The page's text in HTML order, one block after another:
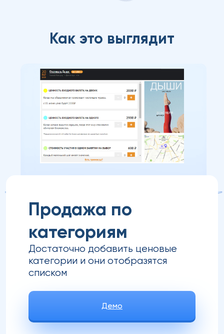
Как это выглядит
Продажа по
категориям
Достаточно добавить ценовые
категории и они отобразятся
списком
Демо
Демо